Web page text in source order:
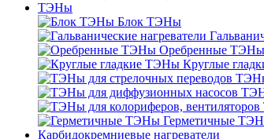
ТЭНы
Блок ТЭНы
Оребренные ТЭНы
Круглые
Герметичные
Карбидокремниевые нагреватели